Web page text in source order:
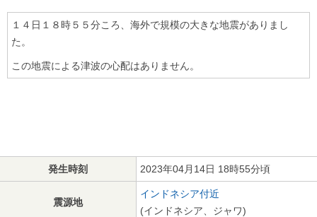
１４日１８時５５分ころ、海外で規模の大きな地震がありまし
た。
この地震による津波の心配はありません。
発生時刻 2023年04月14日 18時55分頃
震源地
インドネシア付近
(インドネシア、ジャワ)